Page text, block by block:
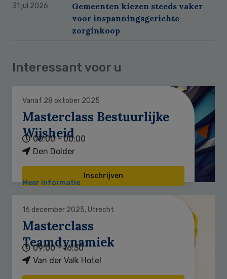
31 jul 2026
Gemeenten kiezen steeds vaker
voor inspanningsgerichte
zorginkoop
Interessant voor u
Vanaf 28 oktober 2025
Masterclass Bestuurlijke
Wijsheid
00:00 - 00:00
Den Dolder
Inschrijven
Meer informatie
16 december 2025, Utrecht
Masterclass
Teamdynamiek
09:00 - 16:30
Van der Valk Hotel